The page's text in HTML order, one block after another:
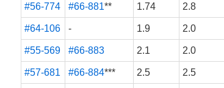
#56-774 #66-881** 1.74 2.8
#64-106 - 1.9 2.0
#55-569 #66-883 2.1 2.0
#57-681 #66-884*** 2.5 2.5